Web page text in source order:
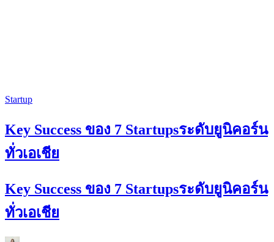
Startup
Key Success ของ 7 Startupsระดับยูนิคอร์น
ทั่วเอเชีย
Key Success ของ 7 Startupsระดับยูนิคอร์น
ทั่วเอเชีย